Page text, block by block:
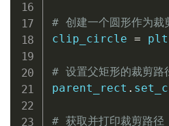
# 创建一个圆形作为裁
clip_circle = plt
# 设置父矩形的裁剪路
parent_rect .
# 获取并打印裁剪路径